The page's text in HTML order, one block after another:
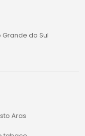
Grande do Sul
Aras